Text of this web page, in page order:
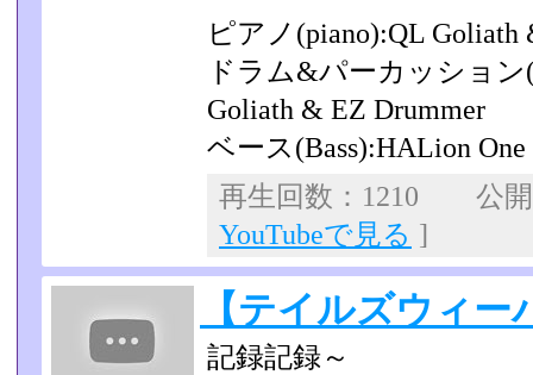
ピアノ(piano):QL
ドラム&パーカッション
Goliath & EZ Drummer
ベース(Bass):HALion One
再生回数：1210 公
YouTubeで見る ]
【テイルズウィ
記録記録～